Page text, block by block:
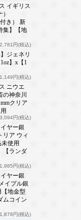
イギリス
き） 新
集】【地
円(税込)
ジェネリ
】x【1
円(税込)
ニウエ
の神奈川
クリア
円(税込)
イヤー銀
リア ウィ
使用
【ランダ
円(税込)
イヤー銀
イプル銀
地金型
ムコイン
円(税込)